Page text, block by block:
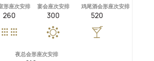
形座次安排
260
宴会座次安排
300
鸡尾酒会形座次安排
520
夜总会形座次安排